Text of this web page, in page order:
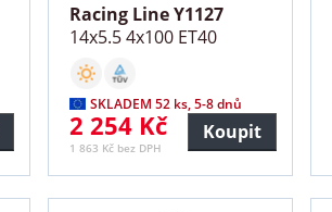
Racing Line Y1127
14x5.5 4x100 ET40
SKLADEM 52 ks, 5-8 dnů
2 254 Kč
1 863 Kč bez DPH
Koupit